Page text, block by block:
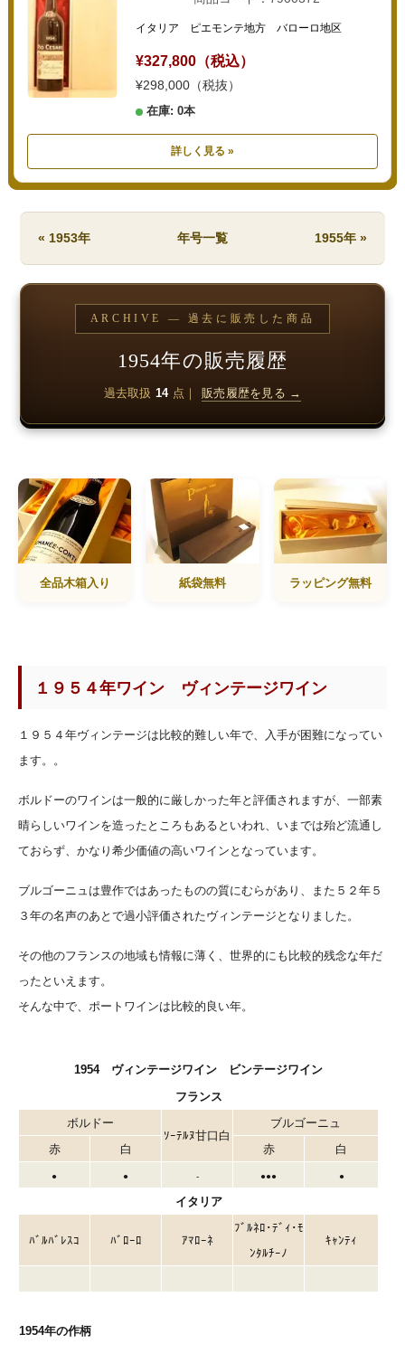
イタリア ピエモンテ地方 バローロ地区
¥327,800（税込）
¥298,000（税抜）
在庫: 0本
詳しく見る »
« 1953年 年号一覧 1955年 »
ARCHIVE — 過去に販売した商品
1954年の販売履歴
過去取扱 14点｜ 販売履歴を見る →
全品木箱入り 紙袋無料 ラッピング無料
１９５４年ワイン ヴィンテージワイン
１９５４年ヴィンテージは比較的難しい年で、入手が困難になってい
ます。。
ボルドーのワインは一般的に厳しかった年と評価されますが、一部素
晴らしいワインを造ったところもあるといわれ、いまでは殆ど流通し
ておらず、かなり希少価値の高いワインとなっています。
ブルゴーニュは豊作ではあったものの質にむらがあり、また５２年５
３年の名声のあとで過小評価されたヴィンテージとなりました。
その他のフランスの地域も情報に薄く、世界的にも比較的残念な年だ
ったといえます。
そんな中で、ポートワインは比較的良い年。
1954 ヴィンテージワイン ビンテージワイン
フランス
ボルドー
ｿｰﾃﾙﾇ甘口白
ブルゴーニュ
赤
白 赤 白
● ● - ●●● ●
イタリア
ﾊﾞﾙﾊﾞﾚｽｺ ﾊﾞﾛｰﾛ ｱﾏﾛｰﾈ
ﾌﾞﾙﾈﾛ･ﾃﾞｨ･ﾓ
ﾝﾀﾙﾁｰﾉ
ｷｬﾝﾃｨ
1954年の作柄